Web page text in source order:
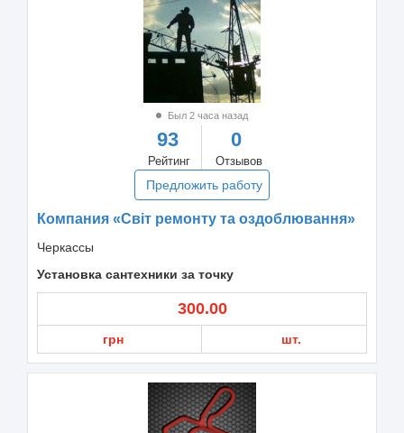
Был 2 часа назад
93
Рейтинг
0
Отзывов
Предложить работу
Компания «Світ ремонту та оздоблювання»
Черкассы
Установка сантехники за точку
300.00
грн шт.